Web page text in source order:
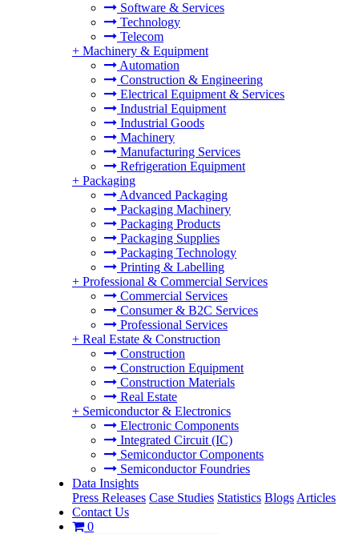
Software & Services
Technology
Telecom
+ Machinery & Equipment
Automation
Construction & Engineering
Electrical Equipment & Services
Industrial Equipment
Industrial Goods
Machinery
Manufacturing Services
Refrigeration Equipment
+ Packaging
Advanced Packaging
Packaging Machinery
Packaging Products
Packaging Supplies
Packaging Technology
Printing & Labelling
+ Professional & Commercial Services
Commercial Services
Consumer & B2C Services
Professional Services
+ Real Estate & Construction
Construction
Construction Equipment
Construction Materials
Real Estate
+ Semiconductor & Electronics
Electronic Components
Integrated Circuit (IC)
Semiconductor Components
Semiconductor Foundries
Data Insights
Press Releases Case Studies Statistics Blogs Articles
Contact Us
0